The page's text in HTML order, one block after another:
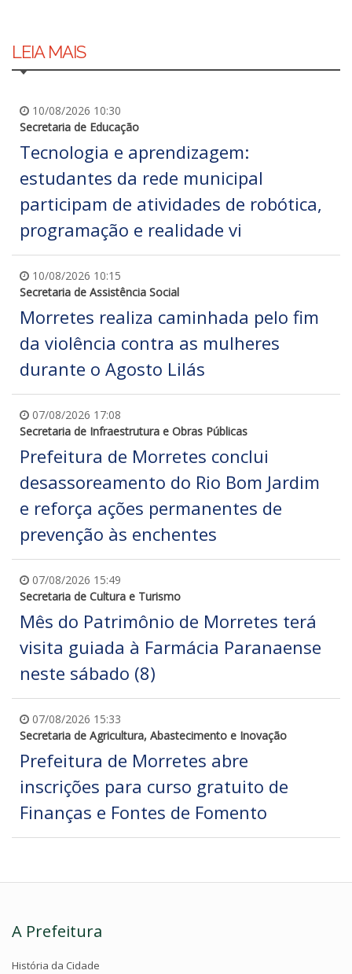
LEIA MAIS
10/08/2026 10:30
Secretaria de Educação
Tecnologia e aprendizagem:
estudantes da rede municipal
participam de atividades de robótica,
programação e realidade vi
10/08/2026 10:15
Secretaria de Assistência Social
Morretes realiza caminhada pelo fim
da violência contra as mulheres
durante o Agosto Lilás
07/08/2026 17:08
Secretaria de Infraestrutura e Obras Públicas
Prefeitura de Morretes conclui
desassoreamento do Rio Bom Jardim
e reforça ações permanentes de
prevenção às enchentes
07/08/2026 15:49
Secretaria de Cultura e Turismo
Mês do Patrimônio de Morretes terá
visita guiada à Farmácia Paranaense
neste sábado (8)
07/08/2026 15:33
Secretaria de Agricultura, Abastecimento e Inovação
Prefeitura de Morretes abre
inscrições para curso gratuito de
Finanças e Fontes de Fomento
A Prefeitura
História da Cidade